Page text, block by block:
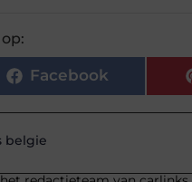
Facebook
belgie